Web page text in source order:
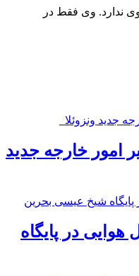
ندارد. وی فقط در
امور خارجه جدید
هوایی در پایگاه